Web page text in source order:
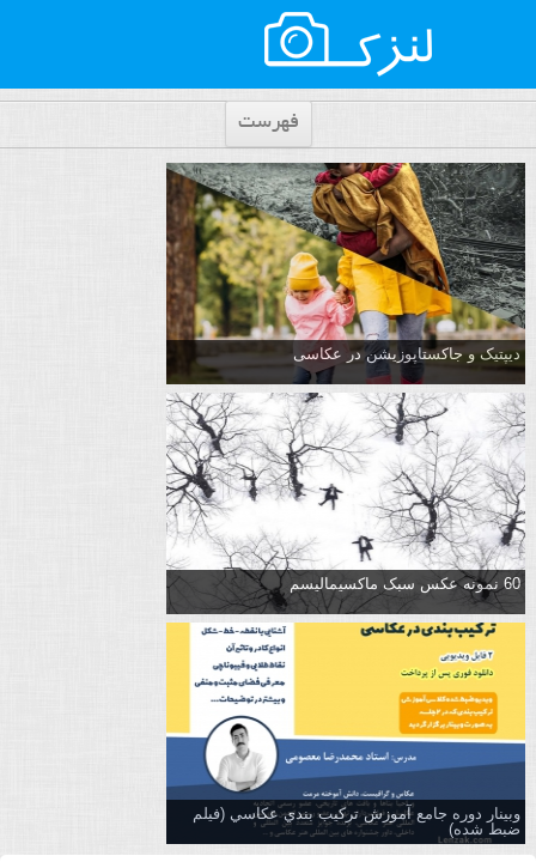
فهرست
دیپتیک و جاکستا‌پوزیشن در عکاسی
60 نمونه عکس سبک ماکسیمالیسم
وبینار دوره جامع آموزش تركيب بندي عكاسي (فیلم
ضبط شده)